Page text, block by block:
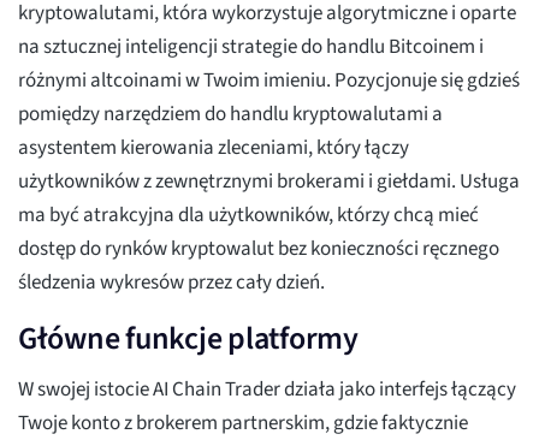
kryptowalutami, która wykorzystuje algorytmiczne i oparte
na sztucznej inteligencji strategie do handlu Bitcoinem i
różnymi altcoinami w Twoim imieniu. Pozycjonuje się gdzieś
pomiędzy narzędziem do handlu kryptowalutami a
asystentem kierowania zleceniami, który łączy
użytkowników z zewnętrznymi brokerami i giełdami. Usługa
ma być atrakcyjna dla użytkowników, którzy chcą mieć
dostęp do rynków kryptowalut bez konieczności ręcznego
śledzenia wykresów przez cały dzień.
Główne funkcje platformy
W swojej istocie AI Chain Trader działa jako interfejs łączący
Twoje konto z brokerem partnerskim, gdzie faktycznie